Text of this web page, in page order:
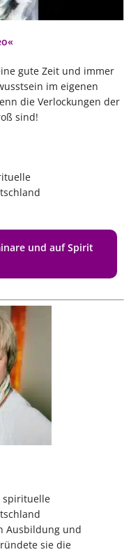
gute Zeit und immer
im eigenen
die Verlockungen der
sind!
und auf Spirit
spirituelle
Ausbildung und
sie die